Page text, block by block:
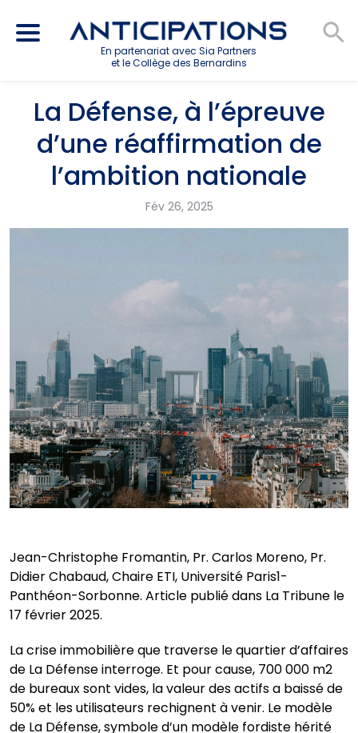
En partenariat avec Sia Partners
et le Collège des Bernardins
La Défense, à l’épreuve
d’une réaffirmation de
l’ambition nationale
Fév 26, 2025
Jean-Christophe Fromantin, Pr. Carlos Moreno, Pr.
Didier Chabaud, Chaire ETI, Université Paris1-
Panthéon-Sorbonne. Article publié dans La Tribune le
17 février 2025.
La crise immobilière que traverse le quartier d’affaires
de La Défense interroge. Et pour cause, 700 000 m2
de bureaux sont vides, la valeur des actifs a baissé de
50% et les utilisateurs rechignent à venir. Le modèle
de La Défense, symbole d’un modèle fordiste hérité